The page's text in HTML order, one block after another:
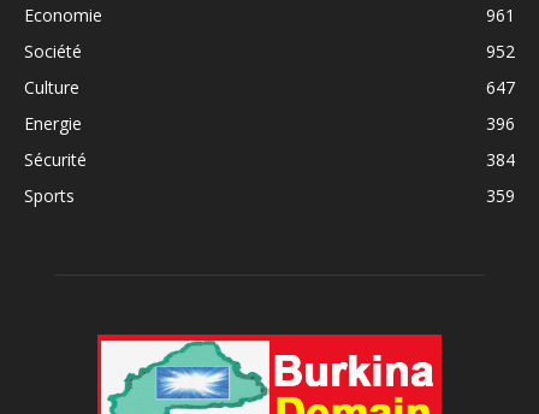
Economie
961
Société
952
Culture
647
Energie
396
Sécurité
384
Sports
359